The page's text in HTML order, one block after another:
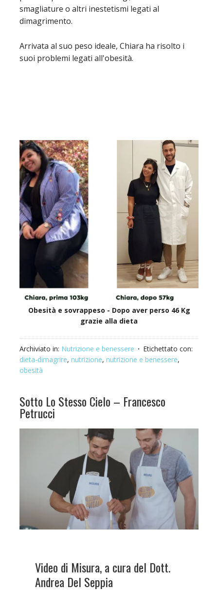
smagliature o altri inestetismi legati al
dimagrimento.
Arrivata al suo peso ideale, Chiara ha risolto i
suoi problemi legati all'obesità.
Obesità e sovrappeso - Dopo aver perso 46 Kg
grazie alla dieta
Archiviato in: Nutrizione e benessere
Etichettato con:
dieta-dimagrire, nutrizione, nutrizione e benessere,
obesità
Sotto Lo Stesso Cielo – Francesco
Petrucci
Video di Misura, a cura del Dott.
Andrea Del Seppia